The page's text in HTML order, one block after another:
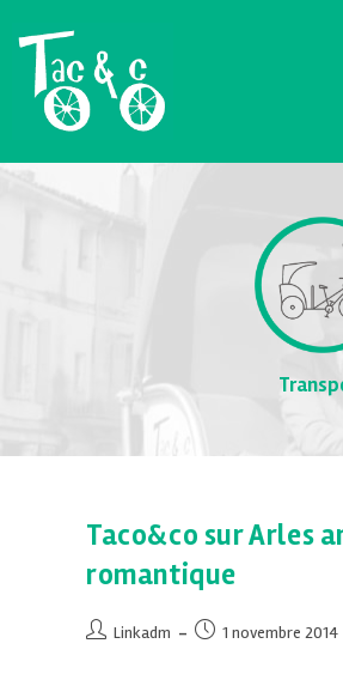
Taco&co sur Arles
romantique
Linkadm 1 novembre 2014